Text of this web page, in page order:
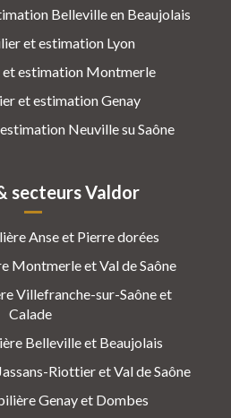
Belleville en Beaujolais
et estimation Lyon
estimation Montmerle
et estimation Genay
Neuville su Saône
secteurs Valdor
Anse et Pierre dorées
Montmerle et Val de Saône
Villefranche-sur-Saône et
Calade
Belleville et Beaujolais
Riottier et Val de Saône
Genay et Dombes